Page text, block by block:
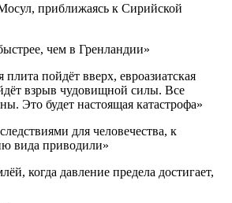
приближаясь к Сирийской
чем в Гренландии»
плита пойдёт вверх, евроазиатская
взрыв чудовищной силы. Все
Это будет настоящая катастрофа»
для человечества, к
вида приводили»
когда давление предела достигает,